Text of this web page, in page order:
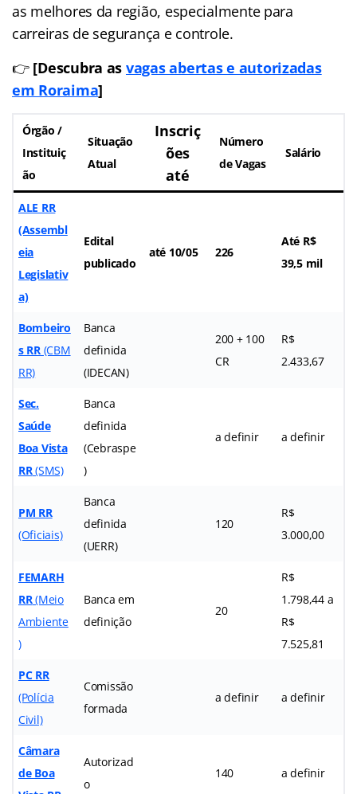
as melhores da região, especialmente para
carreiras de segurança e controle.
👉 [Descubra as vagas abertas e autorizadas
em Roraima]
Órgão /
Instituiç
ão
Situação
Atual
Inscriç
ões
até
Número
de Vagas
Salário
ALE RR
(Assembl
eia
Legislativ
a)
Edital
publicado
até 10/05 226
Até R$
39,5 mil
Bombeiro
s RR(CBM
RR)
Banca
definida
(IDECAN)
200 + 100
CR
R$
2.433,67
Sec.
Saúde
Boa Vista
RR(SMS)
Banca
definida
(Cebraspe
)
a definir a definir
PM RR
(Oficiais)
Banca
definida
(UERR)
120
R$
3.000,00
FEMARH
RR(Meio
Ambiente
)
Banca em
definição
20
R$
1.798,44 a
R$
7.525,81
PC RR
(Polícia
Civil)
Comissão
formada
a definir a definir
Câmara
de Boa
Autorizad
o
140 a definir